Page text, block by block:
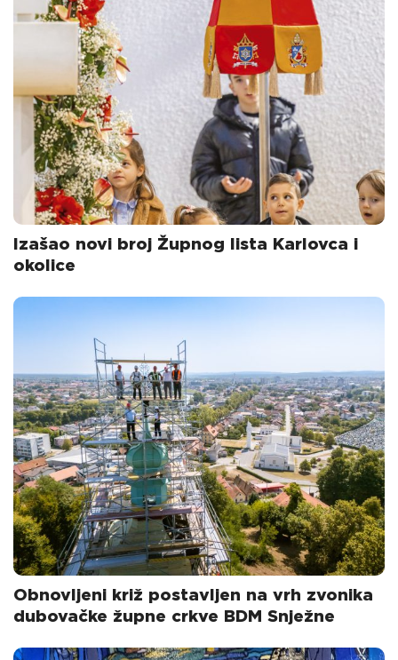
Izašao novi broj Župnog lista Karlovca i
okolice
Obnovljeni križ postavljen na vrh zvonika
dubovačke župne crkve BDM Snježne